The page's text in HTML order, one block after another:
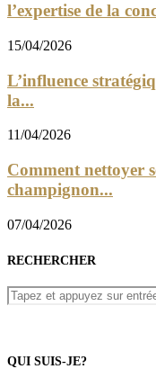
l’expertise de la
15/04/2026
L’influence
la...
11/04/2026
Comment nettoyer
champignon...
07/04/2026
RECHERCHER
QUI SUIS-JE?